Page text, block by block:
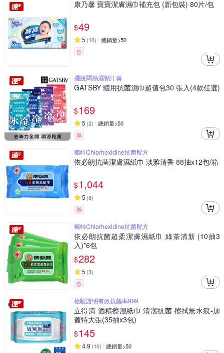
康乃馨 寶寶潔膚濕巾補充包 (新包裝) 80片/包
$49
5 (10) 總銷量>50
券
擺脫悶熱濕黏汗臭
GATSBY 體用抗菌濕巾超值包30 張入(4款任選)
$169
5 (2) 總銷量>50
券
獨特Chlorhexidine抗菌配方
依必朗抗菌潔膚濕紙巾 淡雅清香 88抽x12包/箱
$1,044
5 (8)
券
獨特Chlorhexidine抗菌配方
依必朗抗菌超柔潔膚濕紙巾 綠茶清新 (10抽3
入)*6包
$282
5 (3)
券
檢驗證明有效抗菌率999
立得清 酒精擦濕紙巾 清潔抗菌 擦拭無水痕-加
蓋特大張(35抽x3包)
$145
4.9 (10) 總銷量>50